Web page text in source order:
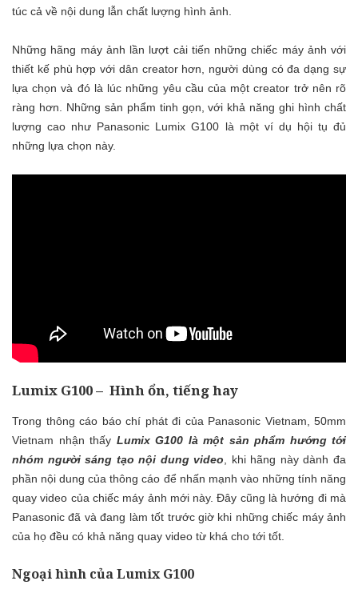
túc cả về nội dung lẫn chất lượng hình ảnh.
Những hãng máy ảnh lần lượt cải tiến những chiếc máy ảnh với
thiết kế phù hợp với dân creator hơn, người dùng có đa dạng sự
lựa chọn và đó là lúc những yêu cầu của một creator trở nên rõ
ràng hơn. Những sản phẩm tinh gọn, với khả năng ghi hình chất
lượng cao như Panasonic Lumix G100 là một ví dụ hội tụ đủ
những lựa chọn này.
Lumix G100 – Hình ổn, tiếng hay
Trong thông cáo báo chí phát đi của Panasonic Vietnam, 50mm
Vietnam nhận thấy Lumix G100 là một sản phẩm hướng tới
nhóm người sáng tạo nội dung video , khi hãng này dành đa
phần nội dung của thông cáo để nhấn mạnh vào những tính năng
quay video của chiếc máy ảnh mới này. Đây cũng là hướng đi mà
Panasonic đã và đang làm tốt trước giờ khi những chiếc máy ảnh
của họ đều có khả năng quay video từ khá cho tới tốt.
Ngoại hình của Lumix G100